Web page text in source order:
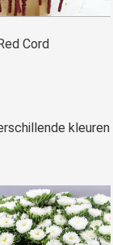
Cord
kleuren